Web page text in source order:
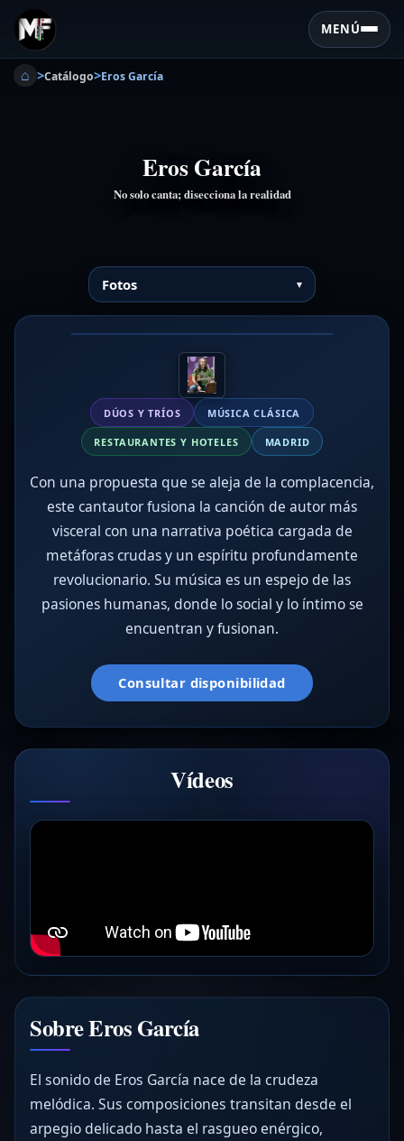
MENÚ
⌂ >Catálogo>Eros García
Eros García
No solo canta; disecciona la realidad
Fotos
DÚOS Y TRÍOS MÚSICA CLÁSICA
RESTAURANTES Y HOTELES MADRID
Con una propuesta que se aleja de la complacencia,
este cantautor fusiona la canción de autor más
visceral con una narrativa poética cargada de
metáforas crudas y un espíritu profundamente
revolucionario. Su música es un espejo de las
pasiones humanas, donde lo social y lo íntimo se
encuentran y fusionan.
Consultar disponibilidad
Vídeos
Sobre Eros García
El sonido de Eros García nace de la crudeza
melódica. Sus composiciones transitan desde el
arpegio delicado hasta el rasgueo enérgico,